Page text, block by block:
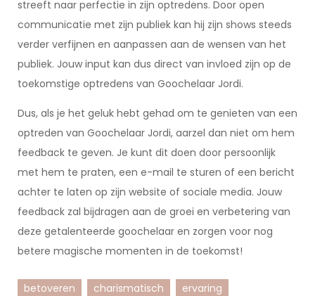
streeft naar perfectie in zijn optredens. Door open
communicatie met zijn publiek kan hij zijn shows steeds
verder verfijnen en aanpassen aan de wensen van het
publiek. Jouw input kan dus direct van invloed zijn op de
toekomstige optredens van Goochelaar Jordi.
Dus, als je het geluk hebt gehad om te genieten van een
optreden van Goochelaar Jordi, aarzel dan niet om hem
feedback te geven. Je kunt dit doen door persoonlijk
met hem te praten, een e-mail te sturen of een bericht
achter te laten op zijn website of sociale media. Jouw
feedback zal bijdragen aan de groei en verbetering van
deze getalenteerde goochelaar en zorgen voor nog
betere magische momenten in de toekomst!
betoveren charismatisch
ervaring